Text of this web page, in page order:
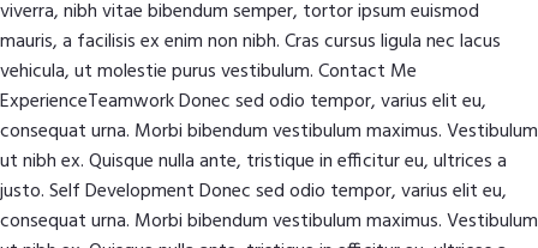
viverra, nibh vitae bibendum semper, tortor ipsum euismod
mauris, a facilisis ex enim non nibh. Cras cursus ligula nec lacus
vehicula, ut molestie purus vestibulum. Contact Me
ExperienceTeamwork Donec sed odio tempor, varius elit eu,
consequat urna. Morbi bibendum vestibulum maximus. Vestibulum
ut nibh ex. Quisque nulla ante, tristique in efficitur eu, ultrices a
justo. Self Development Donec sed odio tempor, varius elit eu,
consequat urna. Morbi bibendum vestibulum maximus. Vestibulum